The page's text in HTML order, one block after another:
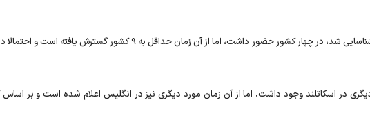
پیرولا در زمانی که برای اولین بار در ۱۸ آگوست شناسایی شد، در چهار کشور حضور داشت، اما از آن زمان حداقل به ۹ کشور گسترش
در اسکاتلند وجود داشت، اما از آن زمان مورد دیگری نیز در انگلیس اعلام شده است و بر اساس